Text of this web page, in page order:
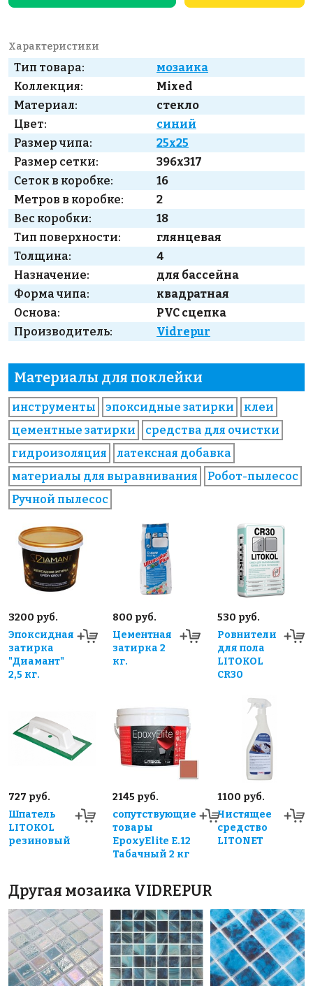
Характеристики
Тип товара:
мозаика
Коллекция:
Mixed
Материал:
стекло
Цвет:
синий
Размер чипа:
25x25
Размер сетки:
396x317
Сеток в коробке:
16
Метров в коробке:
2
Вес коробки:
18
Тип поверхности:
глянцевая
Толщина:
4
Назначение:
для бассейна
Форма чипа:
квадратная
Основа:
PVC сцепка
Производитель:
Vidrepur
Материалы для поклейки
инструменты эпоксидные затирки
клеи
цементные затирки
средства для очистки
гидроизоляция
латексная добавка
материалы для выравнивания
Робот-пылесос
Ручной пылесос
3200 руб.
Эпоксидная
затирка
"Диамант"
2,5 кг.
800 руб.
Цементная
затирка 2
кг.
530 руб.
Ровнители
для пола
LITOKOL
CR30
727 руб.
Шпатель
LITOKOL
резиновый
2145 руб.
сопутствующие
товары
EpoxyElite E.12
Табачный 2 кг
1100 руб.
Чистящее
средство
LITONET
Другая мозаика VIDREPUR